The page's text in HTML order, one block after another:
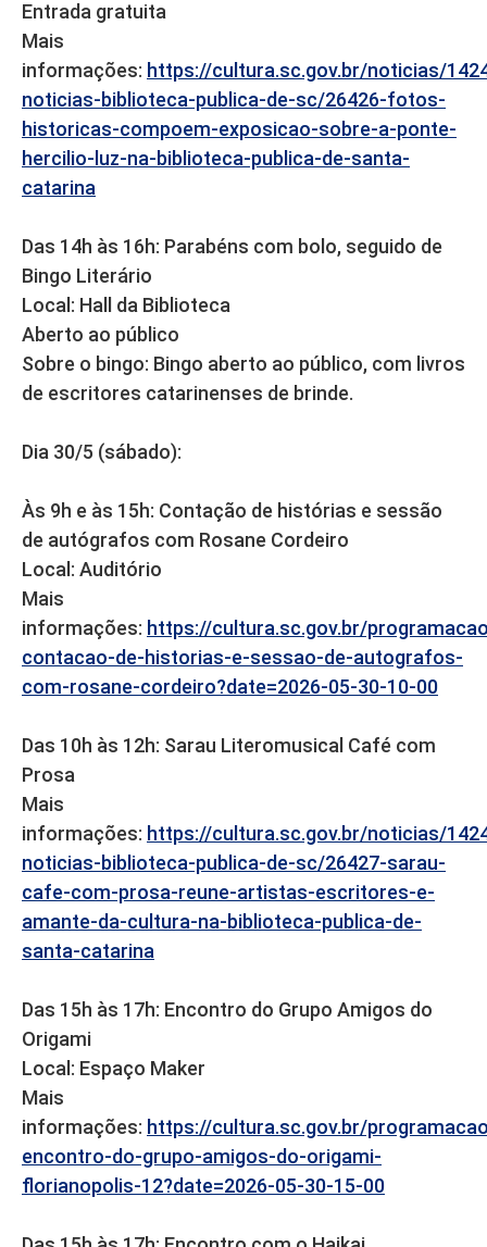
Entrada gratuita
Mais
informações: https://cultura.sc.gov.br/noticias/
noticias-biblioteca-publica-de-sc/26426-fotos-
historicas-compoem-exposicao-sobre-a-ponte-
hercilio-luz-na-biblioteca-publica-de-santa-
catarina
Das 14h às 16h: Parabéns com bolo, seguido de
Bingo Literário
Local: Hall da Biblioteca
Aberto ao público
Sobre o bingo: Bingo aberto ao público, com livros
de escritores catarinenses de brinde.
Dia 30/5 (sábado):
Às 9h e às 15h: Contação de histórias e sessão
de autógrafos com Rosane Cordeiro
Local: Auditório
Mais
informações: https://cultura.sc.gov.br/
contacao-de-historias-e-sessao-de-autografos-
com-rosane-cordeiro?date=2026-05-30-10-00
Das 10h às 12h: Sarau Literomusical Café com
Prosa
Mais
informações: https://cultura.sc.gov.br/noticias/
noticias-biblioteca-publica-de-sc/26427-sarau-
cafe-com-prosa-reune-artistas-escritores-e-
amante-da-cultura-na-biblioteca-publica-de-
santa-catarina
Das 15h às 17h: Encontro do Grupo Amigos do
Origami
Local: Espaço Maker
Mais
informações: https://cultura.sc.gov.br/
encontro-do-grupo-amigos-do-origami-
florianopolis-12?date=2026-05-30-15-00